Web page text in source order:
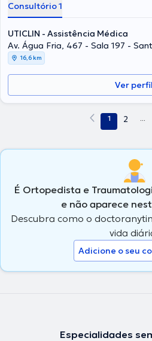
Consultório 1
UTICLIN - Assistência Médica
Av. Água Fria, 467 - Sala 197 -
16,6 km
Ver perfil
1 2 ...
É Ortopedista e
e não aparece
Descubra como o
vida
Adicione o seu
Especialidades